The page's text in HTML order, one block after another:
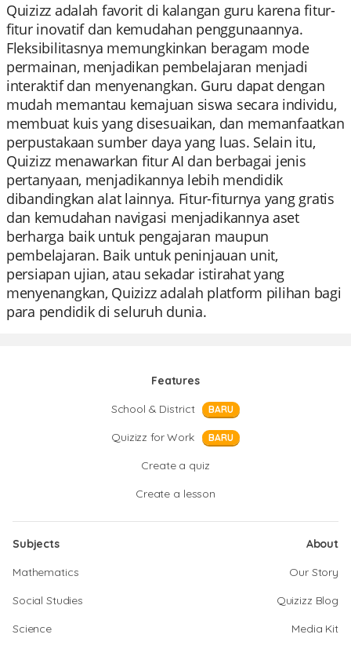
Quizizz adalah favorit di kalangan guru karena fitur-
fitur inovatif dan kemudahan penggunaannya.
Fleksibilitasnya memungkinkan beragam mode
permainan, menjadikan pembelajaran menjadi
interaktif dan menyenangkan. Guru dapat dengan
mudah memantau kemajuan siswa secara individu,
membuat kuis yang disesuaikan, dan memanfaatkan
perpustakaan sumber daya yang luas. Selain itu,
Quizizz menawarkan fitur AI dan berbagai jenis
pertanyaan, menjadikannya lebih mendidik
dibandingkan alat lainnya. Fitur-fiturnya yang gratis
dan kemudahan navigasi menjadikannya aset
berharga baik untuk pengajaran maupun
pembelajaran. Baik untuk peninjauan unit,
persiapan ujian, atau sekadar istirahat yang
menyenangkan, Quizizz adalah platform pilihan bagi
para pendidik di seluruh dunia.
Features
School & District
BARU
Quizizz for Work BARU
Create a quiz
Create a lesson
Subjects
Mathematics
Social Studies
Science
About
Our Story
Quizizz Blog
Media Kit